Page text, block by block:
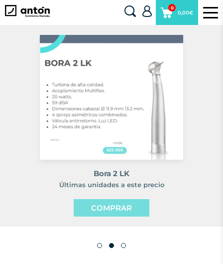
0,00€
0
Bora 2 LK
Últimas unidades a este precio
COMPRAR